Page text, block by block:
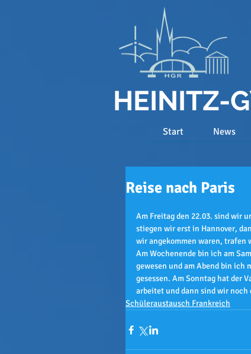
HEINITZ-
Start News
Reise nach Paris
Am Freitag den 22.03. sind wir
stiegen wir erst in Hannover,
wir angekommen waren, trafen
Am Wochenende bin ich am
gewesen und am Abend bin ich
gesessen. Am Sonntag hat der
arbeitet und dann sind wir noch
Schüleraustausch Frankreich